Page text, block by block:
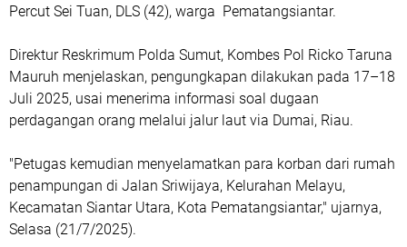
Percut Sei Tuan, DLS (42), warga Pematangsiantar.
Direktur Reskrimum Polda Sumut, Kombes Pol Ricko Taruna
Mauruh menjelaskan, pengungkapan dilakukan pada 17–18
Juli 2025, usai menerima informasi soal dugaan
perdagangan orang melalui jalur laut via Dumai, Riau.
"Petugas kemudian menyelamatkan para korban dari rumah
penampungan di Jalan Sriwijaya, Kelurahan Melayu,
Kecamatan Siantar Utara, Kota Pematangsiantar," ujarnya,
Selasa (21/7/2025).